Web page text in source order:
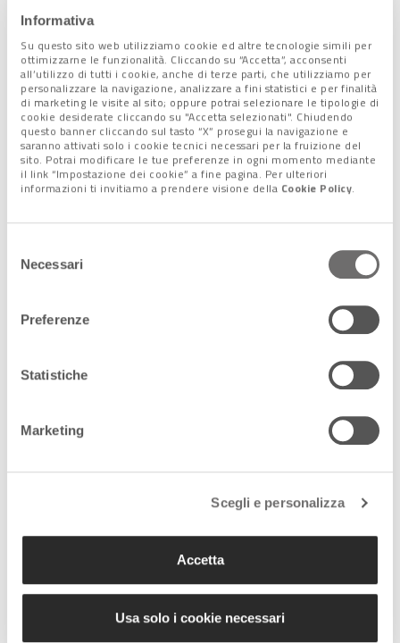
Informativa
Su questo sito web utilizziamo cookie ed altre tecnologie simili per
ottimizzarne le funzionalità. Cliccando su “Accetta”, acconsenti
all’utilizzo di tutti i cookie, anche di terze parti, che utilizziamo per
personalizzare la navigazione, analizzare a fini statistici e per finalità
di marketing le visite al sito; oppure potrai selezionare le tipologie di
cookie desiderate cliccando su "Accetta selezionati". Chiudendo
questo banner cliccando sul tasto “X” prosegui la navigazione e
saranno attivati solo i cookie tecnici necessari per la fruizione del
sito. Potrai modificare le tue preferenze in ogni momento mediante
il link “Impostazione dei cookie” a fine pagina. Per ulteriori
informazioni ti invitiamo a prendere visione della Cookie Policy.
delNecessari
Preferenze
Statistiche
Marketing
Scegli e personalizza
Accetta
Usa solo i cookie necessari
Trekking di San Valentino Belvedere di Corniolo
L’amore nell’arte a San Valentino
solo un luogo dove celebrare l’arte, ma anche l’amore.
livello internazionale, del Simbolismo), infatti, sono molte le
opere che testimoniano il tema degli affetti, tra cui
Le spose
queste saranno oggetto di una visita tematica proposta in
tema del
bacioe degli affetti presenti in molte delle sculture
febbraio alle 15.30.